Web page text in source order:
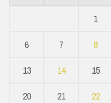
1
6
7 8
13
14 15
20
21 22